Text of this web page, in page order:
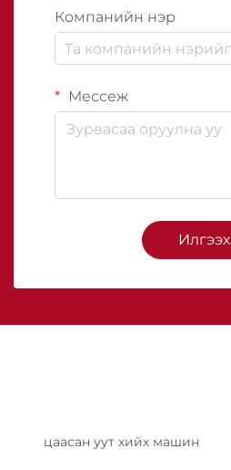
Компанийн нэр
Мессеж
Илгээх
цаасан уут хийх машин